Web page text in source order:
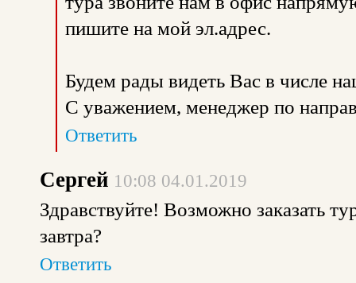
пишите на мой эл.адрес.
Будем рады видеть Вас в числе
С уважением, менеджер по
Ответить
Сергей 10:08 04.01.2019
Здравствуйте! Возможно заказать
завтра?
Ответить